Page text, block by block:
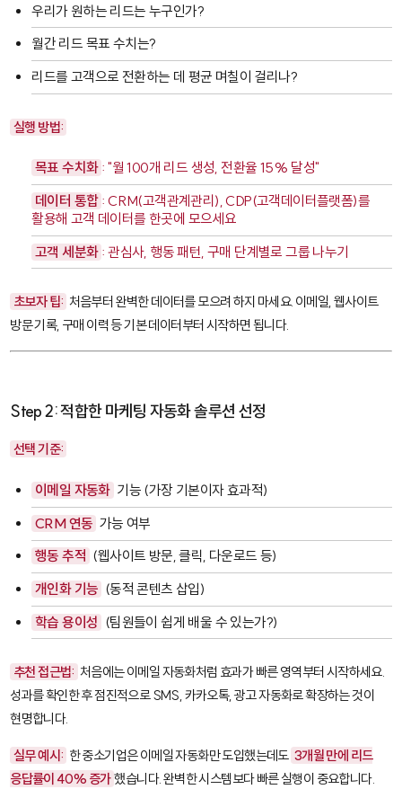
우리가 원하는 리드는 누구인가?
월간 리드 목표 수치는?
리드를 고객으로 전환하는 데 평균 며칠이 걸리나?
실행 방법:
목표 수치화 : "월 100개 리드 생성, 전환율 15% 달성"
데이터 통합 : CRM(고객관계관리), CDP(고객데이터플랫폼)를
활용해 고객 데이터를 한곳에 모으세요
고객 세분화 : 관심사, 행동 패턴, 구매 단계별로 그룹 나누기
초보자 팁: 처음부터 완벽한 데이터를 모으려 하지 마세요. 이메일, 웹사이트
방문 기록, 구매 이력 등 기본 데이터부터 시작하면 됩니다.
Step 2: 적합한 마케팅 자동화 솔루션 선정
선택 기준:
이메일 자동화 기능 (가장 기본이자 효과적)
CRM 연동 가능 여부
행동 추적 (웹사이트 방문, 클릭, 다운로드 등)
개인화 기능 (동적 콘텐츠 삽입)
학습 용이성 (팀원들이 쉽게 배울 수 있는가?)
추천 접근법: 처음에는 이메일 자동화처럼 효과가 빠른 영역부터 시작하세요.
성과를 확인한 후 점진적으로 SMS, 카카오톡, 광고 자동화로 확장하는 것이
현명합니다.
실무 예시: 한 중소기업은 이메일 자동화만 도입했는데도 3개월 만에 리드
응답률이 40% 증가했습니다. 완벽한 시스템보다 빠른 실행이 중요합니다.